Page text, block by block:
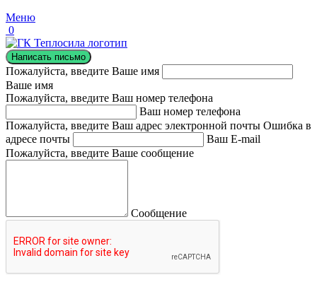
Меню
0
Написать письмо
Пожалуйста, введите Ваше имя
Ваше имя
Пожалуйста, введите Ваш номер телефона
Ваш номер телефона
Пожалуйста, введите Ваш адрес электронной почты Ошибка в
адресе почты
Ваш E-mail
Пожалуйста, введите Ваше сообщение
Сообщение